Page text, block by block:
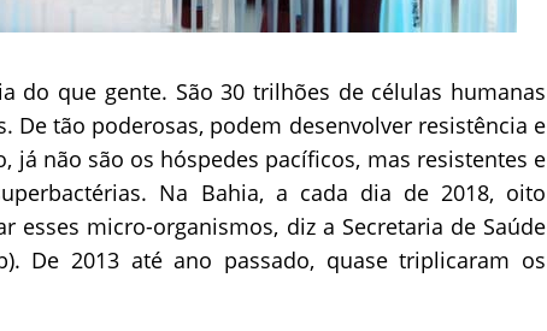
do que gente. São 30 trilhões de células humanas
De tão poderosas, podem desenvolver resistência e
já não são os hóspedes pacíficos, mas resistentes e
Na Bahia, a cada dia de 2018, oito
esses micro-organismos, diz a Secretaria de Saúde
De 2013 até ano passado, quase triplicaram os